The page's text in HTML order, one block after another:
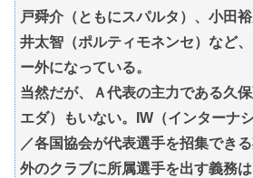
戸舜介（ともにスパルタ）、小田
井太智（ポルティモネンセ）など
ー外になっている。
当然だが、Ａ代表の主力である久
エダ）もいない。IW（インターナ
／各国協会が代表選手を招集でき
外のクラブに所属選手を出す義務は